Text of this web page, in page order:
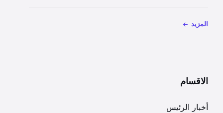
المزيد
الاقسام
أخبار الرئيس